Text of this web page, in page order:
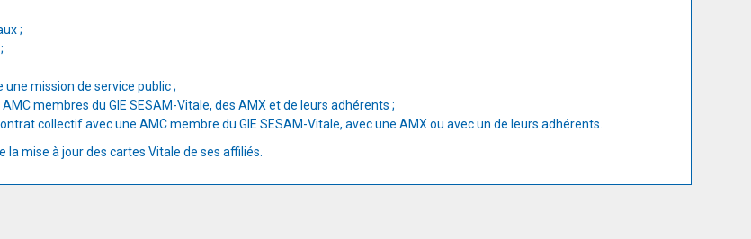
;
une mission de service public ;
membres du GIE SESAM-Vitale, des AMX et de leurs adhérents ;
collectif avec une AMC membre du GIE SESAM-Vitale, avec une AMX ou avec un de leurs adhérents.
mise à jour des cartes Vitale de ses affiliés.